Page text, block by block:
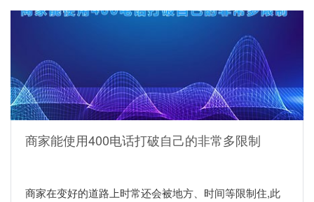
商家能使用400电话打破自己的非常多限制
商家在变好的道路上时常还会被地方、时间等限制住,此